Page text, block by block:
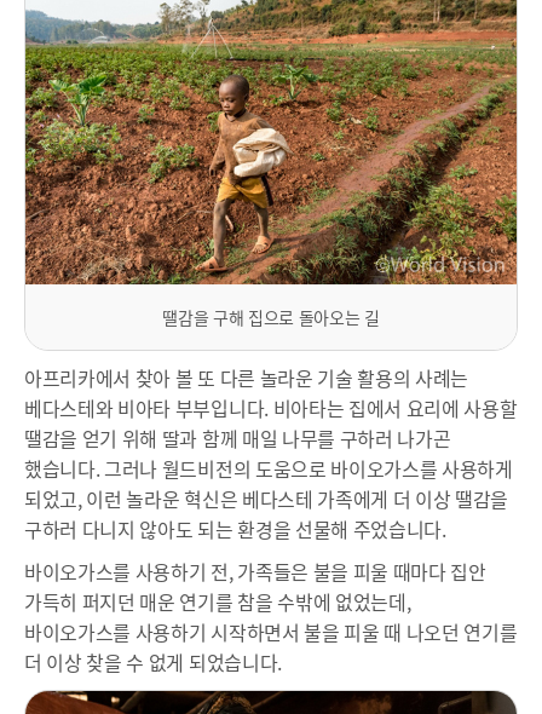
땔감을 구해 집으로 돌아오는 길
아프리카에서 찾아 볼 또 다른 놀라운 기술 활용의 사례는
베다스테와 비아타 부부입니다. 비아타는 집에서 요리에 사용할
땔감을 얻기 위해 딸과 함께 매일 나무를 구하러 나가곤
했습니다. 그러나 월드비전의 도움으로 바이오가스를 사용하게
되었고, 이런 놀라운 혁신은 베다스테 가족에게 더 이상 땔감을
구하러 다니지 않아도 되는 환경을 선물해 주었습니다.
바이오가스를 사용하기 전, 가족들은 불을 피울 때마다 집안
가득히 퍼지던 매운 연기를 참을 수밖에 없었는데,
바이오가스를 사용하기 시작하면서 불을 피울 때 나오던 연기를
더 이상 찾을 수 없게 되었습니다.